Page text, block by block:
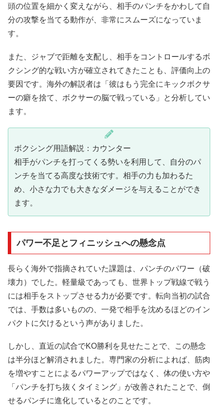
頭の位置を細かく変えながら、相手のパンチをかわして自
分の攻撃を当てる動作が、非常にスムーズになっていま
す。
また、ジャブで距離を支配し、相手をコントロールするボ
クシング的な戦い方が確立されてきたことも、評価向上の
要因です。海外の解説者は「彼はもう完全にキックボクサ
ーの癖を捨て、ボクサーの脳で戦っている」と分析してい
ます。
ボクシング用語解説：カウンター
相手がパンチを打ってくる勢いを利用して、自分のパ
ンチを当てる高度な技術です。相手の力も加わるた
め、小さな力でも大きなダメージを与えることができ
ます。
パワー不足とフィニッシュへの懸念点
長らく海外で指摘されていた課題は、パンチのパワー（破
壊力）でした。軽量級であっても、世界トップ戦線で戦う
には相手をストップさせる力が必要です。転向当初の試合
では、手数は多いものの、一発で相手を沈めるほどのイン
パクトに欠けるという声がありました。
しかし、直近の試合でKO勝利を見せたことで、この懸念
は半分ほど解消されました。専門家の分析によれば、筋肉
を増やすことによるパワーアップではなく、体の使い方や
「パンチを打ち抜くタイミング」が改善されたことで、倒
せるパンチに進化しているとのことです。